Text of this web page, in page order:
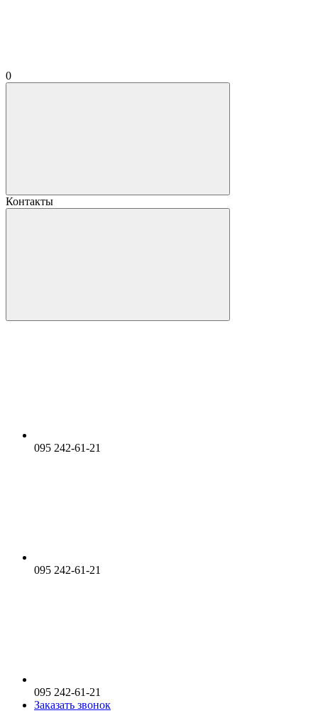
0
Контакты
095 242-61-21
095 242-61-21
095 242-61-21
Заказать звонок